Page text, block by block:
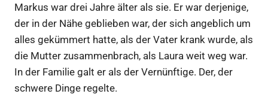
Markus war drei Jahre älter als sie. Er war derjenige,
der in der Nähe geblieben war, der sich angeblich um
alles gekümmert hatte, als der Vater krank wurde, als
die Mutter zusammenbrach, als Laura weit weg war.
In der Familie galt er als der Vernünftige. Der, der
schwere Dinge regelte.